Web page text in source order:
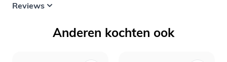
Reviews
Anderen kochten ook